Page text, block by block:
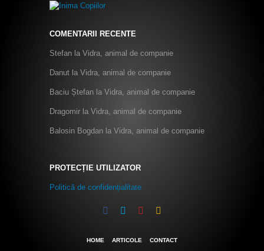
COMENTARII RECENTE
Stefan la Vidra, animal de companie
Danut la Vidra, animal de companie
Baciu Ștefan la Vidra, animal de companie
Dragomir la Vidra, animal de companie
Balosin Bogdan la Vidra, animal de companie
PROTECȚIE UTILIZATOR
Politică de confidențialitate
HOME ARTICOLE CONTACT